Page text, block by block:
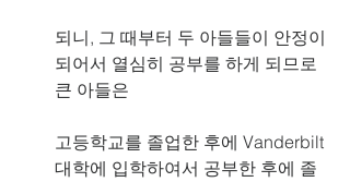
되니, 그 때부터 두 아들들이 안정이
되어서 열심히 공부를 하게 되므로
큰 아들은
고등학교를 졸업한 후에 Vanderbilt
대학에 입학하여서 공부한 후에 졸